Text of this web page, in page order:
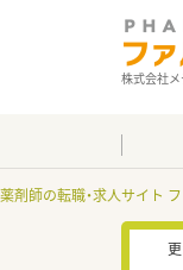
株式会社
薬剤師の転職・求人サイト